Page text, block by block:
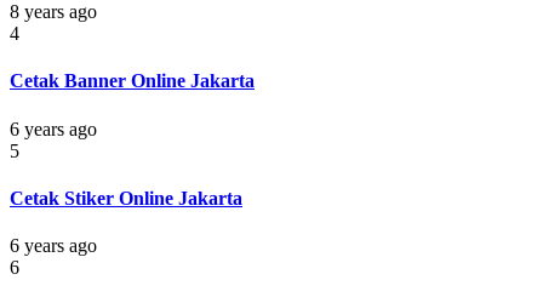
8 years ago
4
Cetak Banner Online Jakarta
6 years ago
5
Cetak Stiker Online Jakarta
6 years ago
6